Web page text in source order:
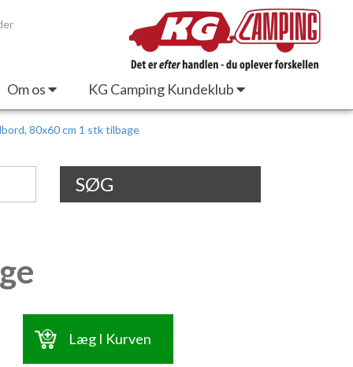
Om os KG Camping Kundeklub
80x60 cm 1 stk tilbage
SØG
Læg I Kurven